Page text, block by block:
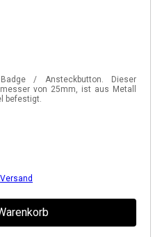
/ Ansteckbutton. Dieser
von 25mm, ist aus Metall
befestigt.
Versand